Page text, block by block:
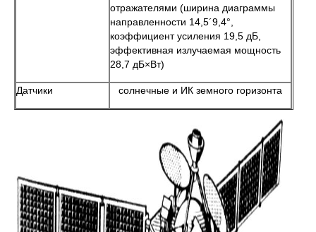
отражателями (ширина диаграммы
направленности 14,5´9,4°,
коэффициент усиления 19,5 дБ,
эффективная излучаемая мощность
28,7 дБ×Вт)
Датчики солнечные и ИК земного горизонта